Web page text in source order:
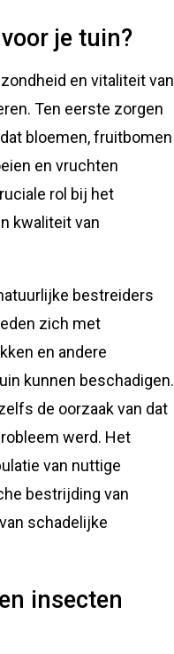
je tuin?
en vitaliteit van
Ten eerste zorgen
bloemen, fruitbomen
en vruchten
rol bij het
kwaliteit van
bestreiders
zich met
en andere
kunnen beschadigen.
de oorzaak van dat
werd. Het
van nuttige
bestrijding van
schadelijke
insecten